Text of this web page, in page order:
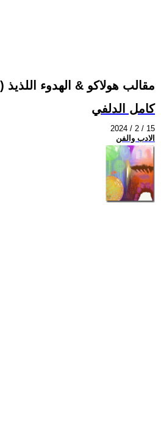
مقالب هولاكو & الهدوء
كامل الدلفي
2024 / 2 / 15
الادب والفن